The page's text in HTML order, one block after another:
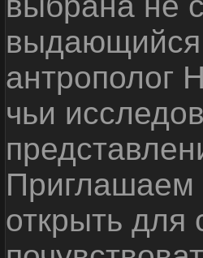
выдающийся
антрополог
чьи
Приглашаем
открыть для